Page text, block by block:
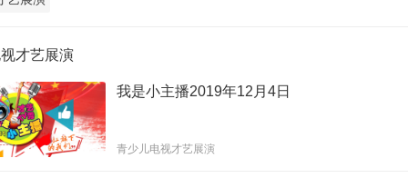
才艺展演
我是小主播2019年12月4日
青少儿电视才艺展演